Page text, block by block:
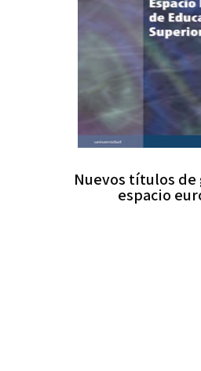
Nuevos títulos de
espacio